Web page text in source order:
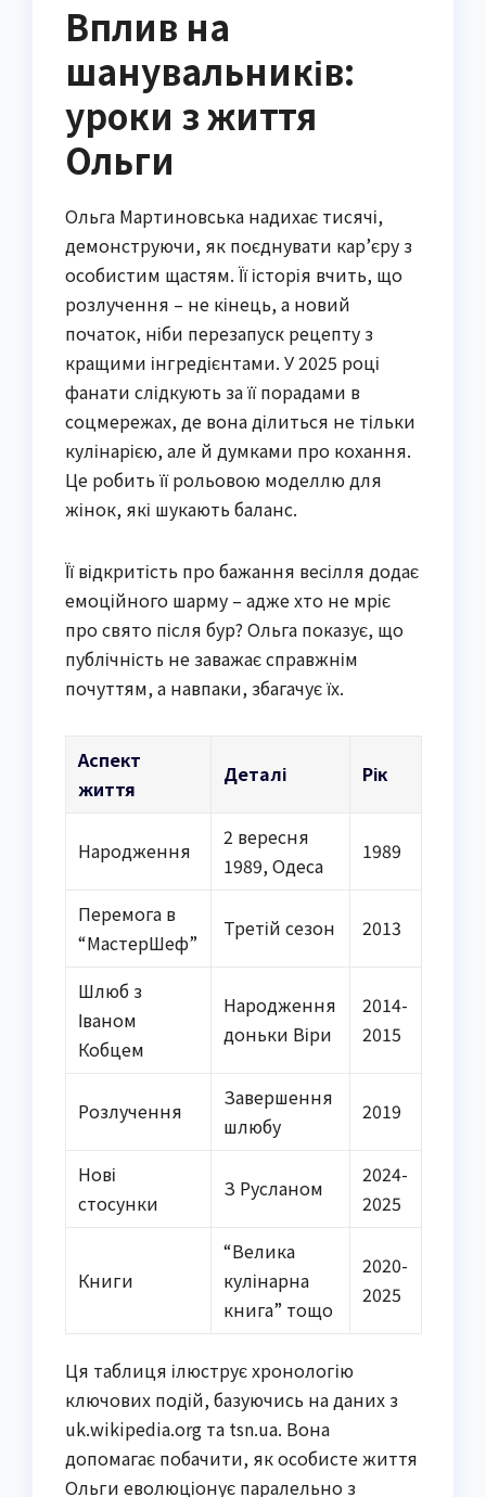
Вплив на
шанувальників:
уроки з життя
Ольги
Ольга Мартиновська надихає тисячі,
демонструючи, як поєднувати кар’єру з
особистим щастям. Її історія вчить, що
розлучення – не кінець, а новий
початок, ніби перезапуск рецепту з
кращими інгредієнтами. У 2025 році
фанати слідкують за її порадами в
соцмережах, де вона ділиться не тільки
кулінарією, але й думками про кохання.
Це робить її рольовою моделлю для
жінок, які шукають баланс.
Її відкритість про бажання весілля додає
емоційного шарму – адже хто не мріє
про свято після бур? Ольга показує, що
публічність не заважає справжнім
почуттям, а навпаки, збагачує їх.
Аспект
життя
Деталі Рік
Народження
2 вересня
1989, Одеса
1989
Перемога в
“МастерШеф”
Третій сезон 2013
Шлюб з
Іваном
Кобцем
Народження
доньки Віри
2014-
2015
Розлучення
Завершення
шлюбу
2019
Нові
стосунки
З Русланом
2024-
2025
Книги
“Велика
кулінарна
книга” тощо
2020-
2025
Ця таблиця ілюструє хронологію
ключових подій, базуючись на даних з
uk.wikipedia.org та tsn.ua. Вона
допомагає побачити, як особисте життя
Ольги еволюціонує паралельно з